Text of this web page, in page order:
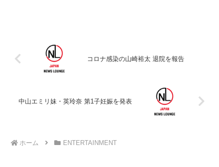
コロナ感染の山崎裕太 退院を報告
中山エミリ妹・英玲奈 第1子妊娠を発表
ホーム ENTERTAINMENT